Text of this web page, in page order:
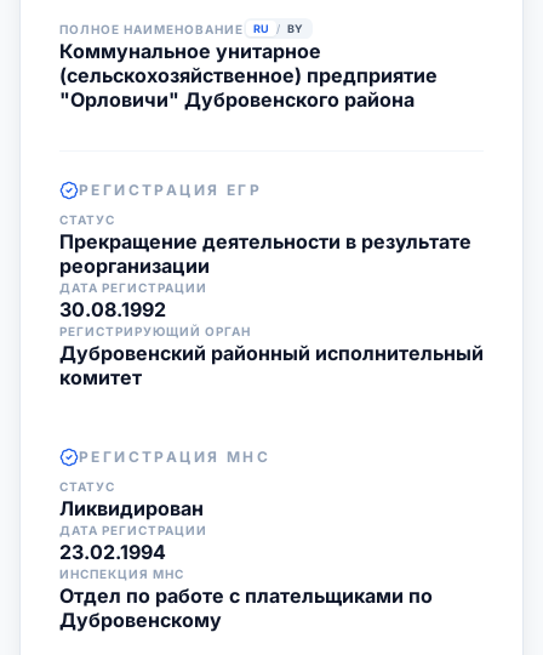
ПОЛНОЕ НАИМЕНОВАНИЕ RU / BY
Коммунальное унитарное
(сельскохозяйственное) предприятие
"Орловичи" Дубровенского района
РЕГИСТРАЦИЯ ЕГР
СТАТУС
Прекращение деятельности в результате
реорганизации
ДАТА РЕГИСТРАЦИИ
30.08.1992
РЕГИСТРИРУЮЩИЙ ОРГАН
Дубровенский районный исполнительный
комитет
РЕГИСТРАЦИЯ МНС
СТАТУС
Ликвидирован
ДАТА РЕГИСТРАЦИИ
23.02.1994
ИНСПЕКЦИЯ МНС
Отдел по работе с плательщиками по
Дубровенскому